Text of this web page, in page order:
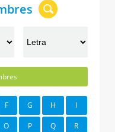
F G H I
O P Q R